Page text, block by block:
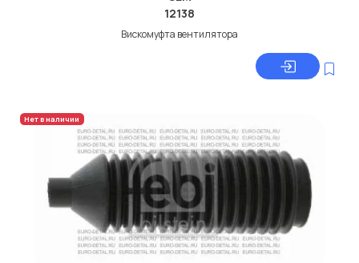
12138
Вискомуфта вентилятора
Нет в наличии